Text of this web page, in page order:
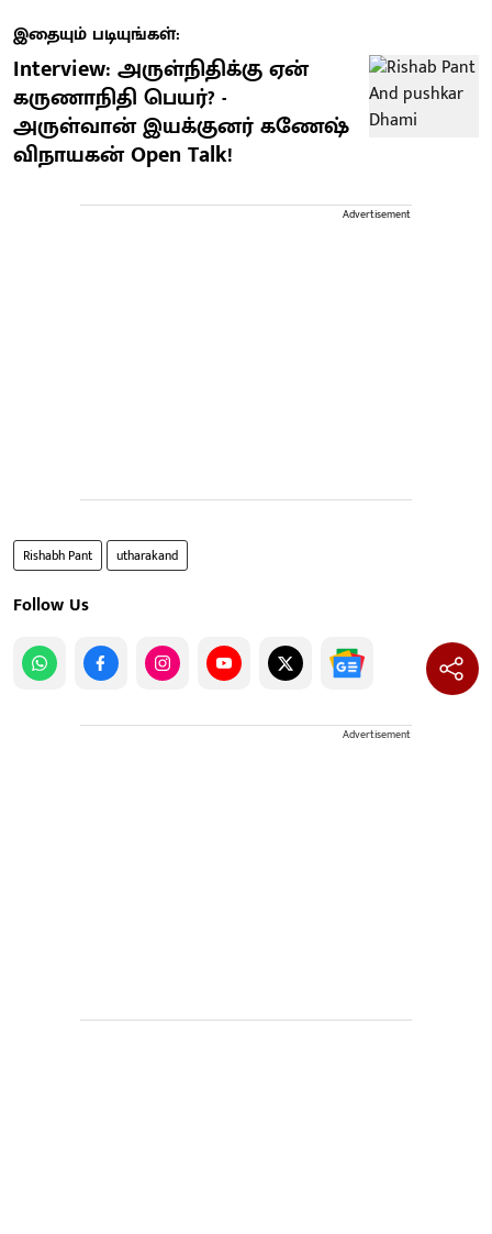
இதையும் படியுங்கள்:
Interview: அருள்நிதிக்கு ஏன்
கருணாநிதி பெயர்? -
அருள்வான் இயக்குனர் கணேஷ்
விநாயகன் Open Talk!
Advertisement
Rishabh Pant utharakand
Follow Us
Advertisement